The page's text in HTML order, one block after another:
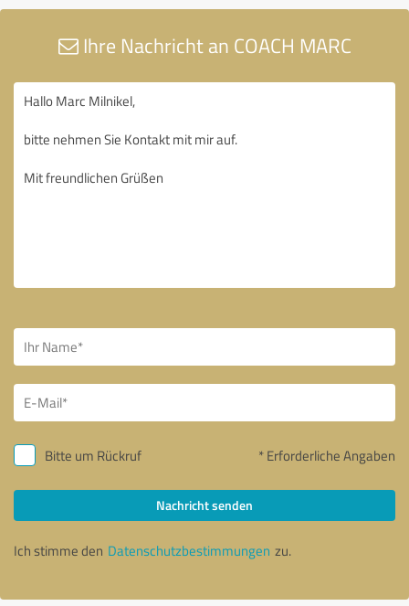
Ihre Nachricht an COACH MARC
Bitte um Rückruf * Erforderliche Angaben
Nachricht senden
Ich stimme den Datenschutzbestimmungen zu.